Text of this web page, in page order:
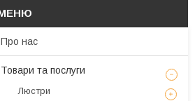
Про нас
Товари та послуги
Люстри